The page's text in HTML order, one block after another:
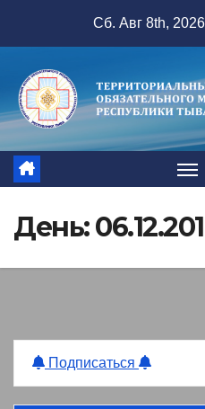
содержимому
Сб. Авг 8th, 2026
День:
Подписаться